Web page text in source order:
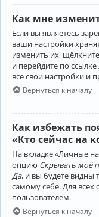
Как мне
Если вы являетесь
ваши настройки
изменить их,
и перейдите по ссылке
все свои настройки и
Вернуться к началу
Как избежать
«Кто сейчас на
На вкладке «Личные
опцию Скрывать моё
Да, и вы будете видны
самому себе. Для
пользователем.
Вернуться к началу